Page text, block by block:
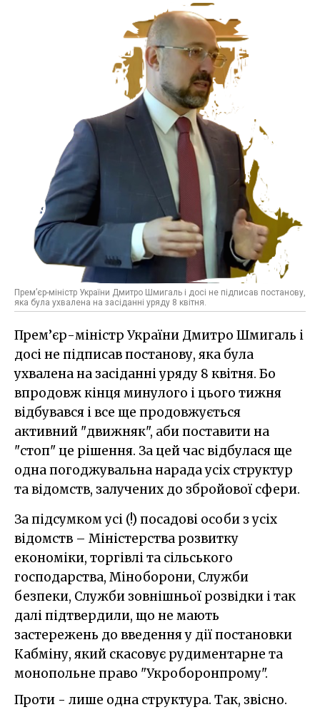
Прем’єр-міністр України Дмитро Шмигаль і досі не підписав постанову,
яка була ухвалена на засіданні уряду 8 квітня.
Прем’єр-міністр України Дмитро Шмигаль і
досі не підписав постанову, яка була
ухвалена на засіданні уряду 8 квітня. Бо
впродовж кінця минулого і цього тижня
відбувався і все ще продовжується
активний "движняк", аби поставити на
"стоп" це рішення. За цей час відбулася ще
одна погоджувальна нарада усіх структур
та відомств, залучених до збройової сфери.
За підсумком усі (!) посадові особи з усіх
відомств – Міністерства розвитку
економіки, торгівлі та сільського
господарства, Міноборони, Служби
безпеки, Служби зовнішньої розвідки і так
далі підтвердили, що не мають
застережень до введення у дії постановки
Кабміну, який скасовує рудиментарне та
монопольне право "Укроборонпрому".
Проти - лише одна структура. Так, звісно.